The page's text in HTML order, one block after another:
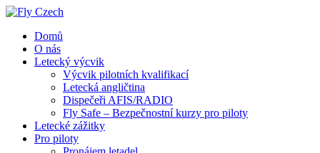
Domů
O nás
Letecký výcvik
Výcvik pilotních kvalifikací
Letecká angličtina
Dispečeři AFIS/RADIO
Fly Safe – Bezpečnostní kurzy pro piloty
Letecké zážitky
Pro piloty